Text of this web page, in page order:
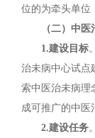
位的为牵头单位
（二）中医
1.建设目标
治未病中心试点
索中医治未病理
成可推广的中医
2.建设任务